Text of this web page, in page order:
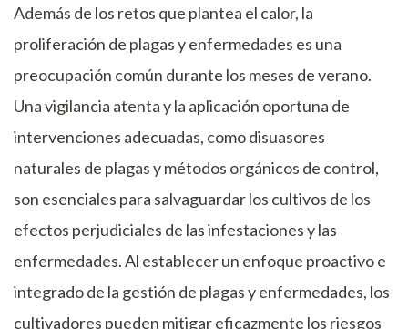
Además de los retos que plantea el calor, la
proliferación de plagas y enfermedades es una
preocupación común durante los meses de verano.
Una vigilancia atenta y la aplicación oportuna de
intervenciones adecuadas, como disuasores
naturales de plagas y métodos orgánicos de control,
son esenciales para salvaguardar los cultivos de los
efectos perjudiciales de las infestaciones y las
enfermedades. Al establecer un enfoque proactivo e
integrado de la gestión de plagas y enfermedades, los
cultivadores pueden mitigar eficazmente los riesgos